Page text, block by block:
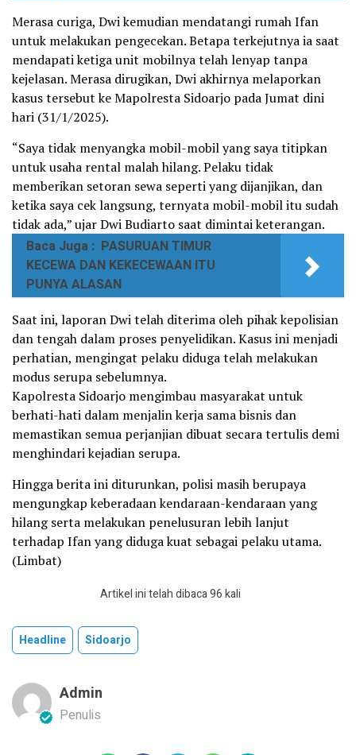
Merasa curiga, Dwi kemudian mendatangi rumah Ifan
untuk melakukan pengecekan. Betapa terkejutnya ia saat
mendapati ketiga unit mobilnya telah lenyap tanpa
kejelasan. Merasa dirugikan, Dwi akhirnya melaporkan
kasus tersebut ke Mapolresta Sidoarjo pada Jumat dini
hari (31/1/2025).
“Saya tidak menyangka mobil-mobil yang saya titipkan
untuk usaha rental malah hilang. Pelaku tidak
memberikan setoran sewa seperti yang dijanjikan, dan
ketika saya cek langsung, ternyata mobil-mobil itu sudah
tidak ada,” ujar Dwi Budiarto saat dimintai keterangan.
Baca Juga : PASURUAN TIMUR
KECEWA DAN KEKECEWAAN ITU
PUNYA ALASAN
Saat ini, laporan Dwi telah diterima oleh pihak kepolisian
dan tengah dalam proses penyelidikan. Kasus ini menjadi
perhatian, mengingat pelaku diduga telah melakukan
modus serupa sebelumnya.
Kapolresta Sidoarjo mengimbau masyarakat untuk
berhati-hati dalam menjalin kerja sama bisnis dan
memastikan semua perjanjian dibuat secara tertulis demi
menghindari kejadian serupa.
Hingga berita ini diturunkan, polisi masih berupaya
mengungkap keberadaan kendaraan-kendaraan yang
hilang serta melakukan penelusuran lebih lanjut
terhadap Ifan yang diduga kuat sebagai pelaku utama.
(Limbat)
Artikel ini telah dibaca 96 kali
Headline Sidoarjo
Admin
Penulis